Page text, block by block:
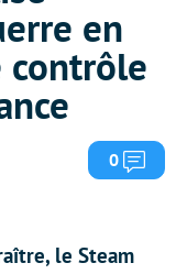
en
contrôle
0
le Steam